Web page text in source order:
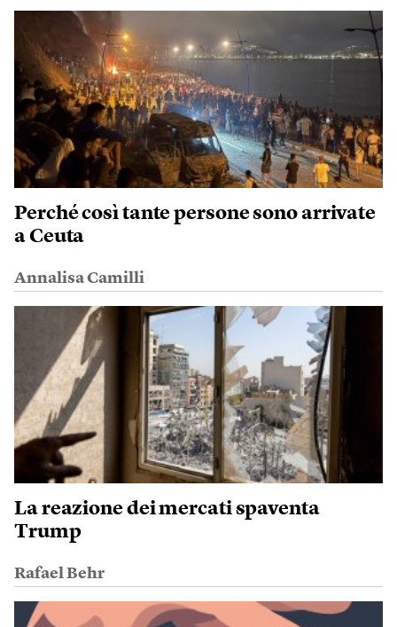
Perché così tante persone sono arrivate
a Ceuta
Annalisa Camilli
La reazione dei mercati spaventa
Trump
Rafael Behr